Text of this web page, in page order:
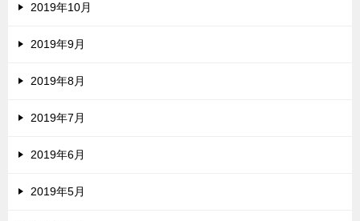
2019年10月
2019年9月
2019年8月
2019年7月
2019年6月
2019年5月